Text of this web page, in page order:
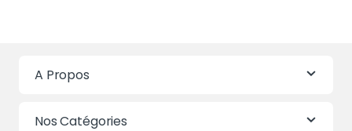
A Propos
Nos Catégories